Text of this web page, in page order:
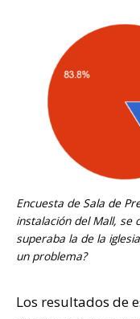
Encuesta de Sala de
instalación del Mall, se
superaba la de la
un problema?
Los resultados de